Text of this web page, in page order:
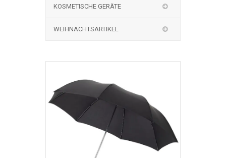
KOSMETISCHE GERÄTE
WEIHNACHTSARTIKEL